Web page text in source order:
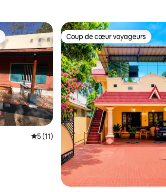
Évaluation moyenne sur la base de 11
5 (11)
Coup de cœur voyageurs
Coup de cœur voyageurs